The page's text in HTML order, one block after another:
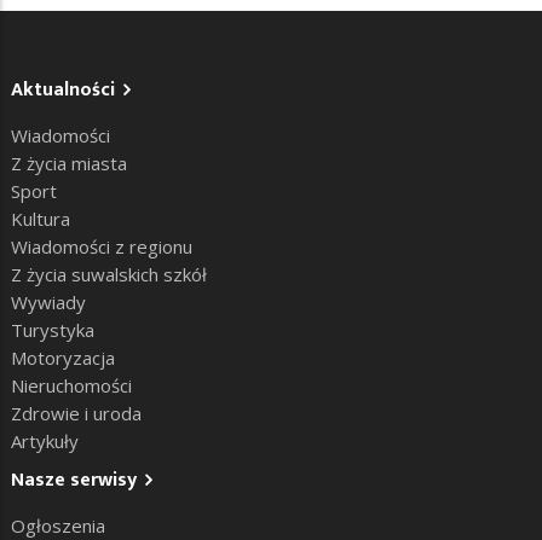
Aktualności
Wiadomości
Z życia miasta
Sport
Kultura
Wiadomości z regionu
Z życia suwalskich szkół
Wywiady
Turystyka
Motoryzacja
Nieruchomości
Zdrowie i uroda
Artykuły
Nasze serwisy
Ogłoszenia